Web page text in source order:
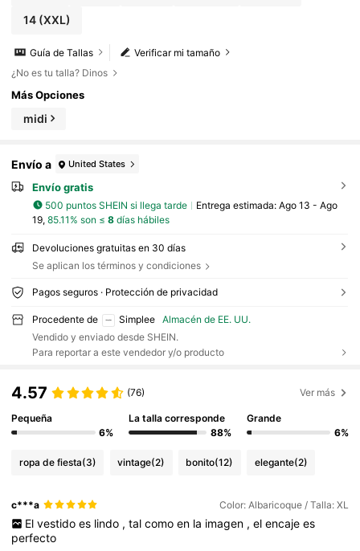
14(XXL)
Verificar mi tamaño
Guía de Tallas
¿No es tu talla? Dinos
Más Opciones
midi
Envío a United States
Envío gratis
500 puntos SHEIN si llega tarde Entrega estimada: Ago 13 - Ago
19, 85.11% son ≤ 8días hábiles
Devoluciones gratuitas en 30 días
Se aplican los términos y condiciones
Pagos seguros · Protección de privacidad
Procedente de Simplee
Almacén de EE. UU.
Vendido y enviado desde SHEIN.
Para reportar a este vendedor y/o producto
4.57 (76) Ver más
Pequeña
6%
La talla corresponde
88%
Grande
6%
ropa de fiesta(3) vintage(2) bonito(12) elegante(2)
c***a Color: Albaricoque / Talla: XL
El vestido es lindo , tal como en la imagen , el encaje es
perfecto